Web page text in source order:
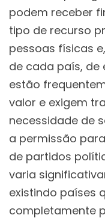
podem receber
tipo de recurso
pessoas físicas
de cada país, de
estão
valor e exigem
necessidade de
a permissão
de partidos
varia
existindo países
completamente